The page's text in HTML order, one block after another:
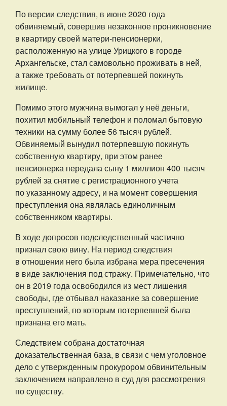
По версии следствия, в июне 2020 года
обвиняемый, совершив незаконное проникновение
в квартиру своей матери-пенсионерки,
расположенную на улице Урицкого в городе
Архангельске, стал самовольно проживать в ней,
а также требовать от потерпевшей покинуть
жилище.
Помимо этого мужчина вымогал у неё деньги,
похитил мобильный телефон и поломал бытовую
техники на сумму более 56 тысяч рублей.
Обвиняемый вынудил потерпевшую покинуть
собственную квартиру, при этом ранее
пенсионерка передала сыну 1 миллион 400 тысяч
рублей за снятие с регистрационного учета
по указанному адресу, и на момент совершения
преступления она являлась единоличным
собственником квартиры.
В ходе допросов подследственный частично
признал свою вину. На период следствия
в отношении него была избрана мера пресечения
в виде заключения под стражу. Примечательно, что
он в 2019 года освободился из мест лишения
свободы, где отбывал наказание за совершение
преступлений, по которым потерпевшей была
признана его мать.
Следствием собрана достаточная
доказательственная база, в связи с чем уголовное
дело с утвержденным прокурором обвинительным
заключением направлено в суд для рассмотрения
по существу.